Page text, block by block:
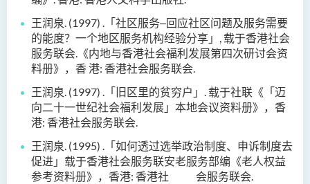
王润泉. (1997) . 「社区服务‒回应社区问题及服务需要
的能度？一个地区服务机构经验分享」 ,载于香港社会
服务联会. 《内地与香港社会福利发展第四次研讨会资
料册》，香港: 香港社会服务联会.
王润泉. (1997) . 「旧区里的贫穷户」 .载于社联 《 「迈
向二十一世纪社会福利发展」本地会议资料册》 ，香
港: 香港社会服务联会.
王润泉. (1995) . 「如何透过选举政治制度、申诉制度去
促进」载于香港社会服务联安老服务部编《老人权益
参考资料册》，香港: 香港社 会服务联会.